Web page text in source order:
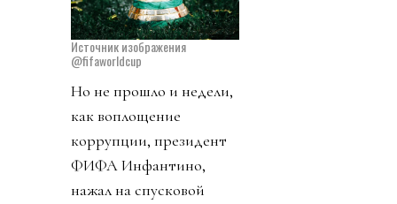
Источник изображения
@fifaworldcup
Но не прошло и недели,
как воплощение
коррупции, президент
ФИФА Инфантино,
нажал на спусковой